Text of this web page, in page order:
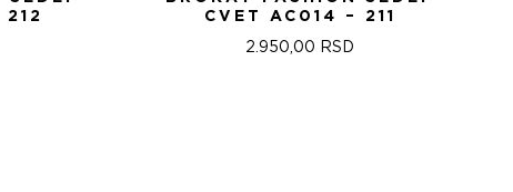
212
CVET AC014 – 211
2.950,00 RSD